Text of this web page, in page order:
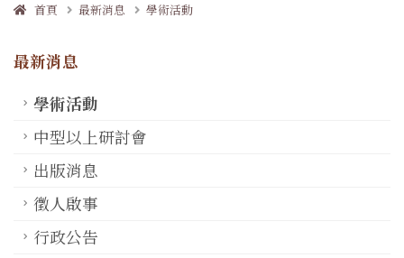
首頁 最新消息 學術活動
最新消息
學術活動
中型以上研討會
出版消息
徵人啟事
行政公告